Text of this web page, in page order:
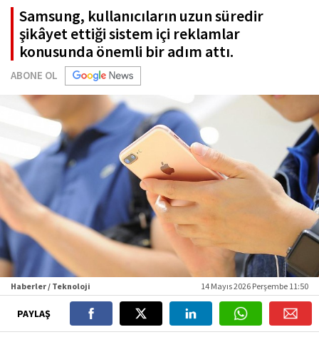
Samsung, kullanıcıların uzun süredir
şikâyet ettiği sistem içi reklamlar
konusunda önemli bir adım attı.
ABONE OL
Haberler / Teknoloji 14 Mayıs 2026 Perşembe 11:50
PAYLAŞ